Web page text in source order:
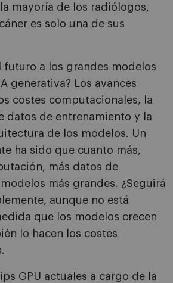
mayoría de los radiólogos,
es solo una de sus
futuro a los grandes modelos
generativa? Los avances
costes computacionales, la
datos de entrenamiento y la
de los modelos. Un
ha sido que cuanto más,
más datos de
más grandes. ¿Seguirá
aunque no está
que los modelos crecen
lo hacen los costes
GPU actuales a cargo de la